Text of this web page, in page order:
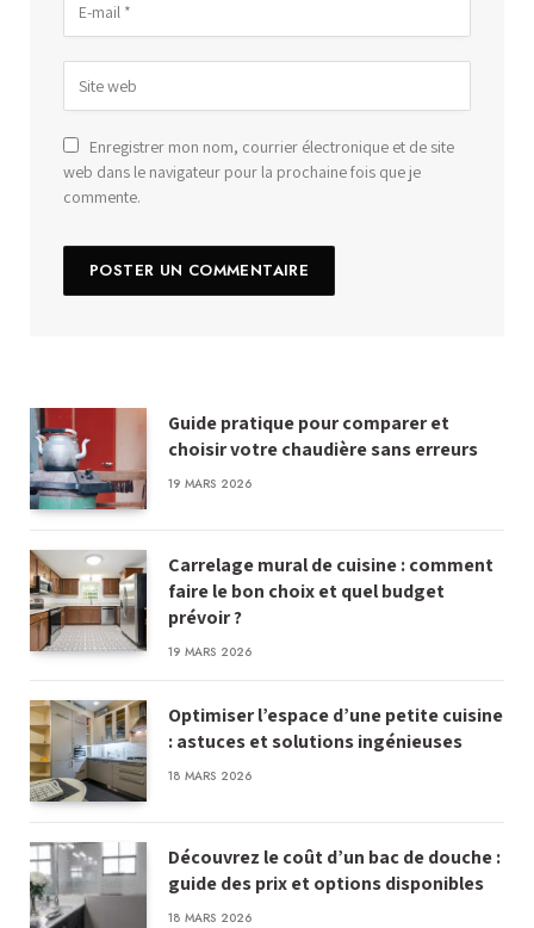
Enregistrer mon nom, courrier électronique et de site
web dans le navigateur pour la prochaine fois que je
commente.
Guide pratique pour comparer et
choisir votre chaudière sans erreurs
19 MARS 2026
Carrelage mural de cuisine : comment
faire le bon choix et quel budget
prévoir ?
19 MARS 2026
Optimiser l’espace d’une petite cuisine
: astuces et solutions ingénieuses
18 MARS 2026
Découvrez le coût d’un bac de douche :
guide des prix et options disponibles
18 MARS 2026